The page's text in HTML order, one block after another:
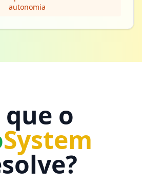
autonomia
que o
System